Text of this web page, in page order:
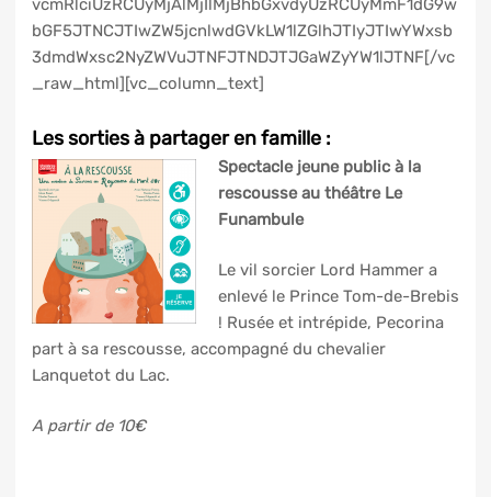
vcmRlciUzRCUyMjAlMjIlMjBhbGxvdyUzRCUyMmF1dG9w
bGF5JTNCJTIwZW5jcnlwdGVkLW1lZGlhJTIyJTIwYWxsb
3dmdWxsc2NyZWVuJTNFJTNDJTJGaWZyYW1lJTNF[/vc
_raw_html][vc_column_text]
Les sorties à partager en famille :
Spectacle jeune public à la
rescousse au théâtre Le
Funambule
Le vil sorcier Lord Hammer a
enlevé le Prince Tom-de-Brebis
! Rusée et intrépide, Pecorina
part à sa rescousse, accompagné du chevalier
Lanquetot du Lac.
A partir de 10€